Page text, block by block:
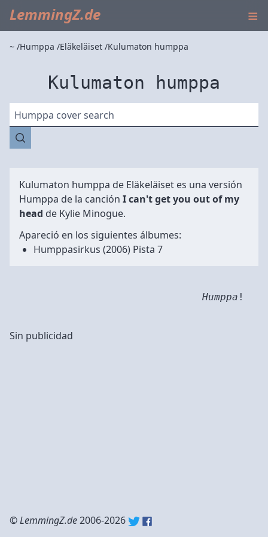
LemmingZ.de ≡
~ Humppa Eläkeläiset Kulumaton humppa
Kulumaton humppa
Humppa cover search
Kulumaton humppa de Eläkeläiset es una versión
Humppa de la canción I can't get you out of my
head de Kylie Minogue.
Apareció en los siguientes álbumes:
Humppasirkus (2006) Pista 7
Humppa !
Sin publicidad
©LemmingZ.de2006-2026